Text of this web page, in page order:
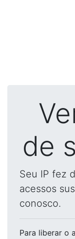
de
Seu IP fez
acessos
conosco.
Para liberar o